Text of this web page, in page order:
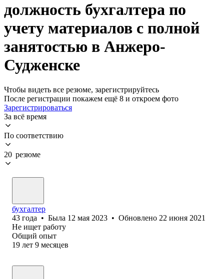
должность бухгалтера по
учету материалов с полной
занятостью в Анжеро-
Судженске
Чтобы видеть все резюме, зарегистрируйтесь
После регистрации покажем ещё 8 и откроем фото
Зарегистрироваться
За всё время
По соответствию
20 резюме
бухгалтер
43 года • Была 12 мая 2023 • Обновлено 22 июня 2021
Не ищет работу
Общий опыт
19 лет 9 месяцев